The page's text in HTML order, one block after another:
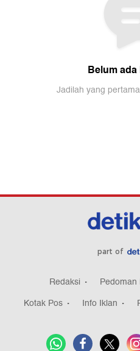
part of
Redaksi
Kotak Pos
Info Iklan